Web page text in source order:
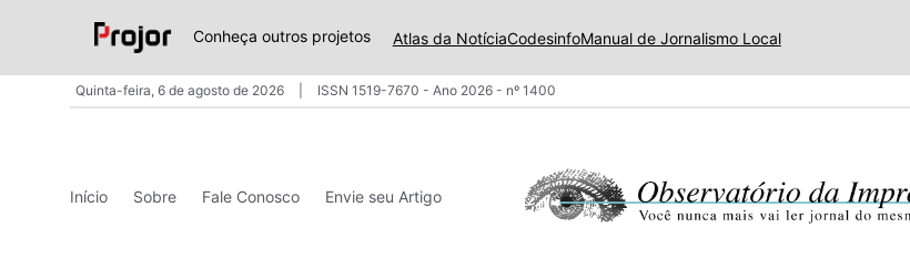
Conheça outros projetos Atlas da NotíciaCodesinfoManual de Jornalismo Local
Quinta-feira, 6 de agosto de 2026 ISSN 1519-7670 - Ano 2026 - nº 1400
Início Sobre Fale Conosco Envie seu Artigo